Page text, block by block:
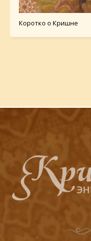
Коротко о Кришне